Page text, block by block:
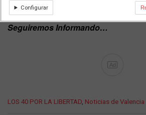
sobre ese grupo mediático en los
Seguiremos Informando…
Ad
CLOS 40 POR LA LIBERTAD, Noticias de Valencia
Configurar